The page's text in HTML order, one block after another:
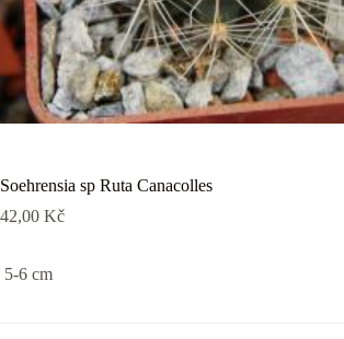
Soehrensia sp Ruta Canacolles
42,00 Kč
5-6 cm